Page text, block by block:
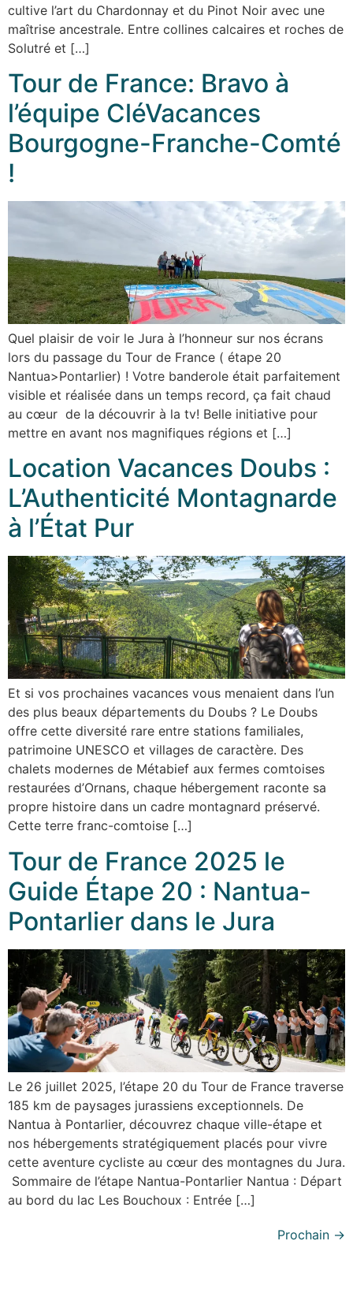
cultive l’art du Chardonnay et du Pinot Noir avec une
maîtrise ancestrale. Entre collines calcaires et roches de
Solutré et […]
Tour de France: Bravo à
l’équipe CléVacances
Bourgogne-Franche-Comté
!
Quel plaisir de voir le Jura à l’honneur sur nos écrans
lors du passage du Tour de France ( étape 20
Nantua>Pontarlier) ! Votre banderole était parfaitement
visible et réalisée dans un temps record, ça fait chaud
au cœur de la découvrir à la tv! Belle initiative pour
mettre en avant nos magnifiques régions et […]
Location Vacances Doubs :
L’Authenticité Montagnarde
à l’État Pur
Et si vos prochaines vacances vous menaient dans l’un
des plus beaux départements du Doubs ? Le Doubs
offre cette diversité rare entre stations familiales,
patrimoine UNESCO et villages de caractère. Des
chalets modernes de Métabief aux fermes comtoises
restaurées d’Ornans, chaque hébergement raconte sa
propre histoire dans un cadre montagnard préservé.
Cette terre franc-comtoise […]
Tour de France 2025 le
Guide Étape 20 : Nantua-
Pontarlier dans le Jura
Le 26 juillet 2025, l’étape 20 du Tour de France traverse
185 km de paysages jurassiens exceptionnels. De
Nantua à Pontarlier, découvrez chaque ville-étape et
nos hébergements stratégiquement placés pour vivre
cette aventure cycliste au cœur des montagnes du Jura.
Sommaire de l’étape Nantua-Pontarlier Nantua : Départ
au bord du lac Les Bouchoux : Entrée […]
Prochain →